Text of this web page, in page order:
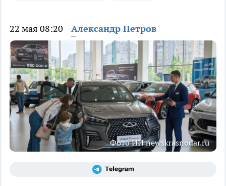
22 мая 08:20 Александр Петров
Фото ИИ newskrasnodar.ru